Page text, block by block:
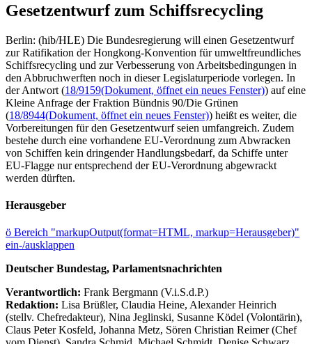
Gesetzentwurf zum Schiffsrecycling
Berlin: (hib/HLE) Die Bundesregierung will einen Gesetzentwurf
zur Ratifikation der Hongkong-Konvention für umweltfreundliches
Schiffsrecycling und zur Verbesserung von Arbeitsbedingungen in
den Abbruchwerften noch in dieser Legislaturperiode vorlegen. In
der Antwort (18/9159(Dokument, öffnet ein neues Fenster)) auf eine
Kleine Anfrage der Fraktion Bündnis 90/Die Grünen
(18/8944(Dokument, öffnet ein neues Fenster)) heißt es weiter, die
Vorbereitungen für den Gesetzentwurf seien umfangreich. Zudem
bestehe durch eine vorhandene EU-Verordnung zum Abwracken
von Schiffen kein dringender Handlungsbedarf, da Schiffe unter
EU-Flagge nur entsprechend der EU-Verordnung abgewrackt
werden dürften.
Herausgeber
ö Bereich "markupOutput(format=HTML, markup=Herausgeber)"
ein-/ausklappen
Deutscher Bundestag, Parlamentsnachrichten
Verantwortlich: Frank Bergmann (V.i.S.d.P.)
Redaktion: Lisa Brüßler, Claudia Heine, Alexander Heinrich
(stellv. Chefredakteur), Nina Jeglinski, Susanne Ködel (Volontärin),
Claus Peter Kosfeld, Johanna Metz, Sören Christian Reimer (Chef